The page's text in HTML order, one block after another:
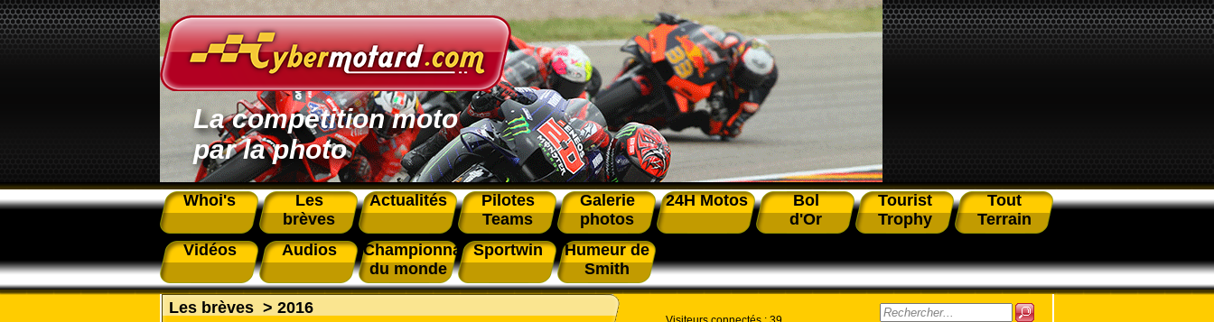
La compétition moto
par la photo
Whoi's
Les
brèves
Actualités
Pilotes
Teams
Galerie
photos
24H Motos
Bol
d'Or
Tourist
Trophy
Tout
Terrain
Vidéos
Audios
Championnat
du monde
Sportwin
Humeur de
Smith
Les brèves > 2016